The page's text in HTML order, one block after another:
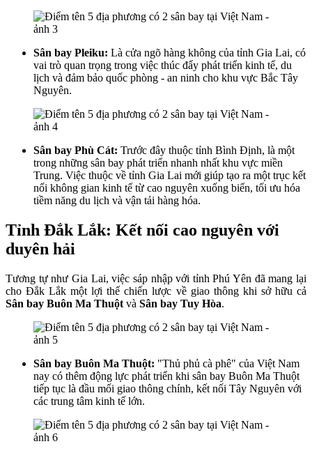
Sân bay Pleiku: Là cửa ngõ hàng không của tỉnh Gia Lai, có
vai trò quan trọng trong việc thúc đẩy phát triển kinh tế, du
lịch và đảm bảo quốc phòng - an ninh cho khu vực Bắc Tây
Nguyên.
Sân bay Phù Cát: Trước đây thuộc tỉnh Bình Định, là một
trong những sân bay phát triển nhanh nhất khu vực miền
Trung. Việc thuộc về tỉnh Gia Lai mới giúp tạo ra một trục kết
nối không gian kinh tế từ cao nguyên xuống biển, tối ưu hóa
tiềm năng du lịch và vận tải hàng hóa.
Tỉnh Đắk Lắk: Kết nối cao nguyên với
duyên hải
Tương tự như Gia Lai, việc sáp nhập với tỉnh Phú Yên đã mang lại
cho Đắk Lắk một lợi thế chiến lược về giao thông khi sở hữu cả
Sân bay Buôn Ma Thuột và Sân bay Tuy Hòa.
Sân bay Buôn Ma Thuột: "Thủ phủ cà phê" của Việt Nam
nay có thêm động lực phát triển khi sân bay Buôn Ma Thuột
tiếp tục là đầu mối giao thông chính, kết nối Tây Nguyên với
các trung tâm kinh tế lớn.